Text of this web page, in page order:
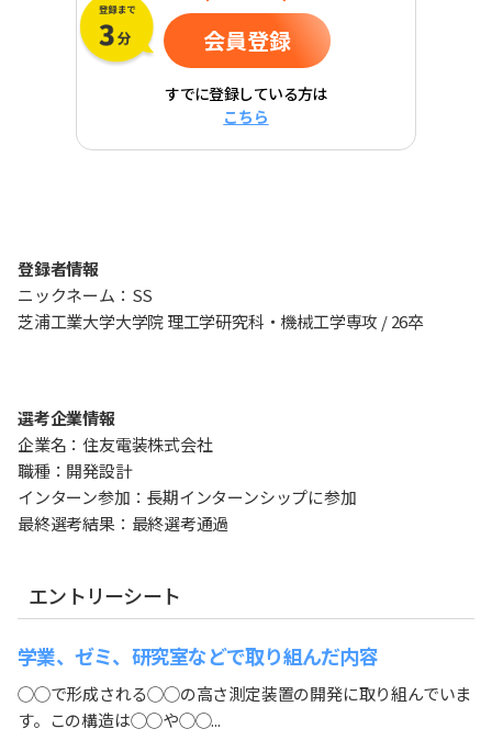
会員登録
すでに登録している方は
こちら
登録者情報
ニックネーム：SS
芝浦工業大学大学院 理工学研究科・機械工学専攻 / 26卒
選考企業情報
企業名：住友電装株式会社
職種：開発設計
インターン参加：長期インターンシップに参加
最終選考結果：最終選考通過
エントリーシート
学業、ゼミ、研究室などで取り組んだ内容
◯◯で形成される◯◯の高さ測定装置の開発に取り組んでいま
す。この構造は◯◯や◯◯...